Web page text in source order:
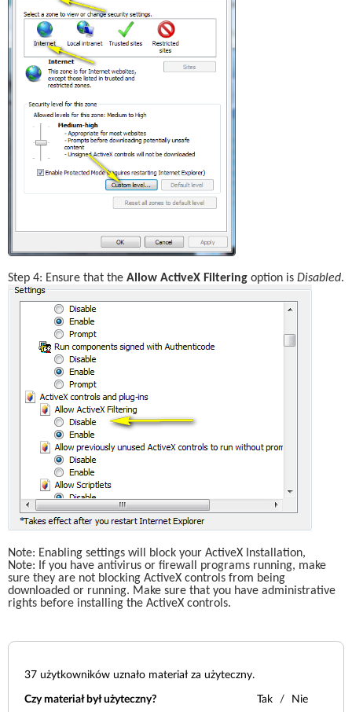
Step 4: Ensure that the Allow ActiveX Filtering option is Disabled.
Note: Enabling settings will block your ActiveX Installation,
Note: If you have antivirus or firewall programs running, make
sure they are not blocking ActiveX controls from being
downloaded or running. Make sure that you have administrative
rights before installing the ActiveX controls.
37 użytkowników uznało materiał za użyteczny.
Czy materiał był użyteczny? Tak Nie